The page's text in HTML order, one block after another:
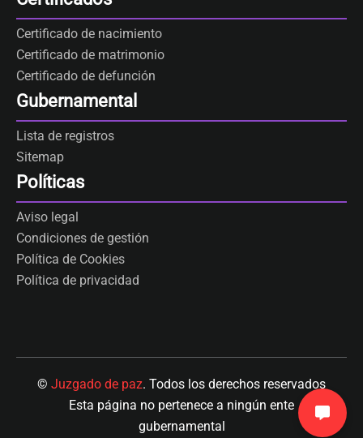
Certificado de nacimiento
Certificado de matrimonio
Certificado de defunción
Gubernamental
Lista de registros
Sitemap
Políticas
Aviso legal
Condiciones de gestión
Política de Cookies
Política de privacidad
© Juzgado de paz. Todos los derechos reservados
Esta página no pertenece a ningún ente
gubernamental